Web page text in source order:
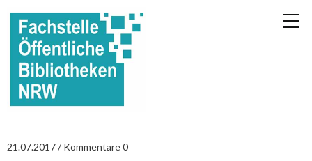
21.07.2017 Kommentare 0